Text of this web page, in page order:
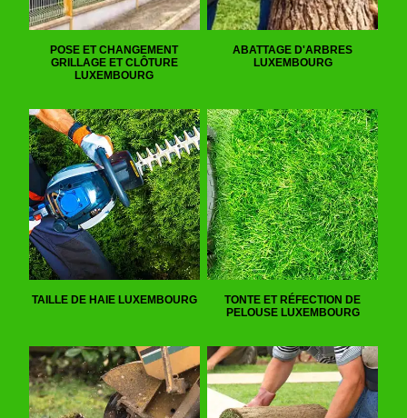
POSE ET CHANGEMENT
GRILLAGE ET CLÔTURE
LUXEMBOURG
ABATTAGE D'ARBRES
LUXEMBOURG
TAILLE DE HAIE LUXEMBOURG
TONTE ET RÉFECTION DE
PELOUSE LUXEMBOURG